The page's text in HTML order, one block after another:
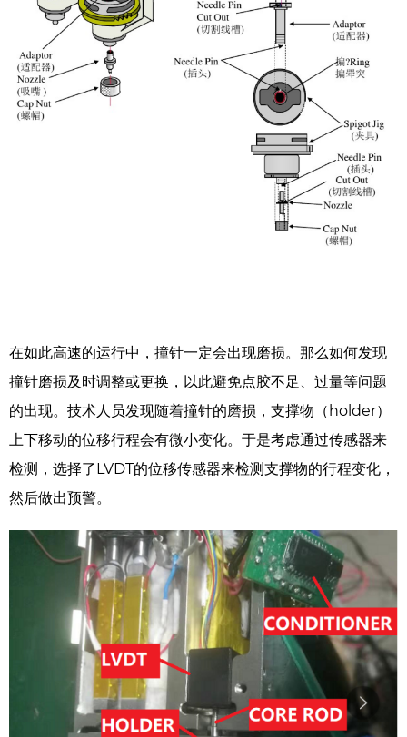
在如此高速的运行中，撞针一定会出现磨损。那么如何发现
撞针磨损及时调整或更换，以此避免点胶不足、过量等问题
的出现。技术人员发现随着撞针的磨损，支撑物（holder）
上下移动的位移行程会有微小变化。于是考虑通过传感器来
检测，选择了LVDT的位移传感器来检测支撑物的行程变化，
然后做出预警。